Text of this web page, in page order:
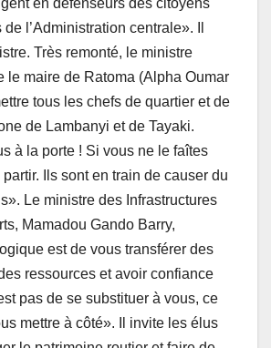
l’Administration centrale». Il
Très remonté, le ministre
le maire de Ratoma (Alpha Oumar
tous les chefs de quartier et de
de Lambanyi et de Tayaki.
à la porte ! Si vous ne le faîtes
Ils sont en train de causer du
Le ministre des Infrastructures
Mamadou Gando Barry,
est de vous transférer des
ressources et avoir confiance
pas de se substituer à vous, ce
mettre à côté». Il invite les élus